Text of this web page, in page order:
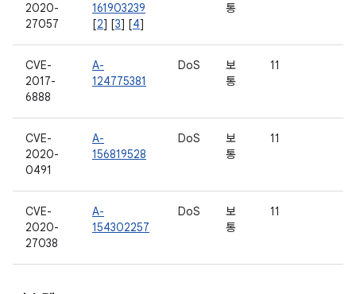
2020-
27057
161903239
[2] [3] [4]
통
CVE-
2017-
6888
A-
124775381
DoS
보
통
11
CVE-
2020-
0491
A-
156819528
DoS
보
통
11
CVE-
2020-
27038
A-
154302257
DoS
보
통
11